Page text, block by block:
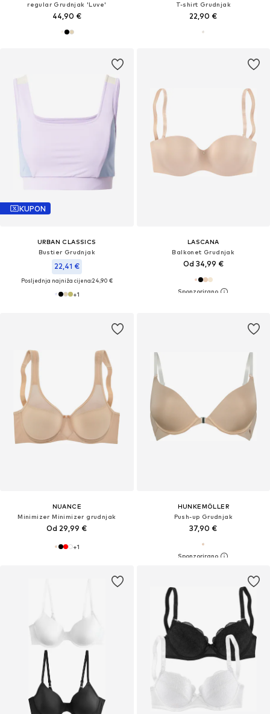
regular Grudnjak 'Luve'
44,90 €
T-shirt Grudnjak
22,90 €
KUPON
URBAN CLASSICS
Bustier Grudnjak
22,41 €
Posljednja najniža cijena:24,90 €
+1
LASCANA
Balkonet Grudnjak
Od 34,99 €
NUANCE
Minimizer Minimizer grudnjak
Od 29,99 €
+1
HUNKEMÖLLER
Push-up Grudnjak
37,90 €